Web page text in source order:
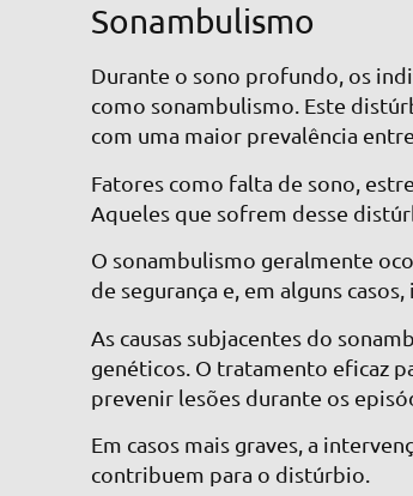
Sonambulismo
Durante o sono profundo, os
como sonambulismo. Este
com uma maior prevalência
Fatores como falta de sono,
Aqueles que sofrem desse
O sonambulismo geralmente
de segurança e, em alguns
As causas subjacentes do
genéticos. O tratamento eficaz
prevenir lesões durante os
Em casos mais graves, a
contribuem para o distúrbio.